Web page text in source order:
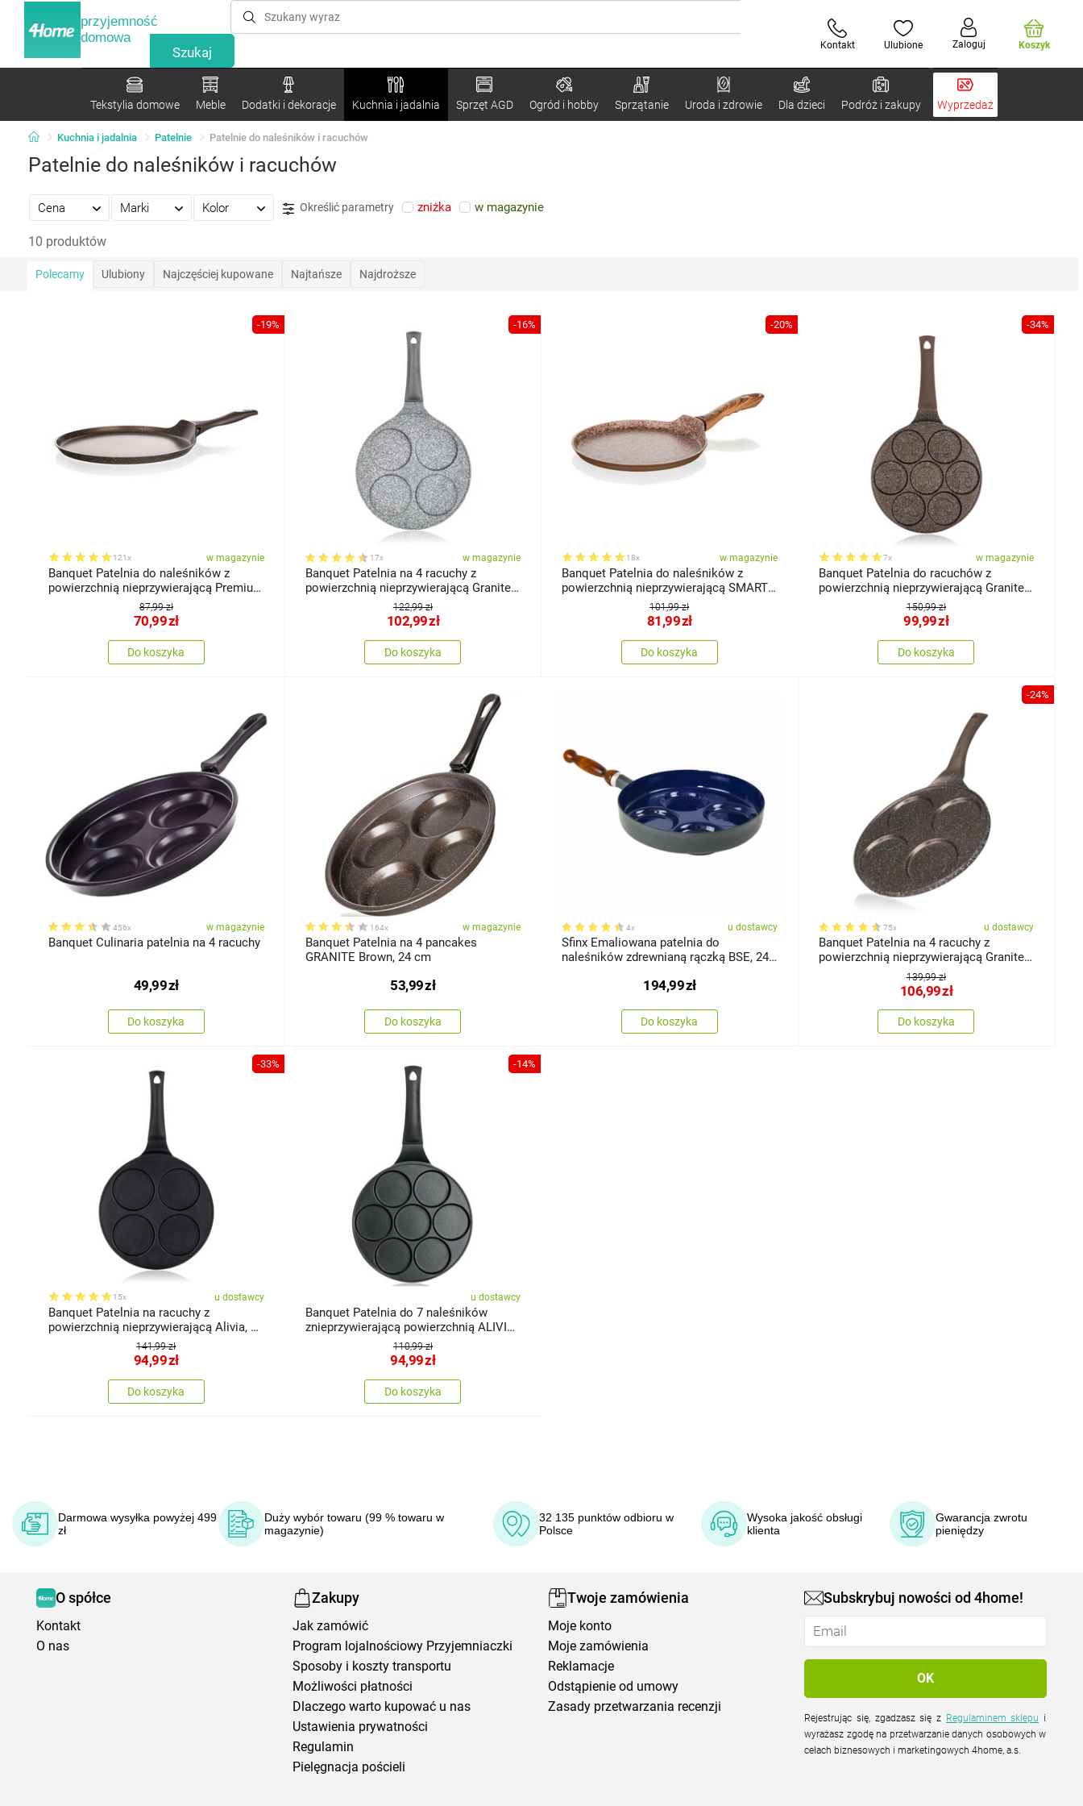
przyjemność
domowa
Kontakt Ulubione Zaloguj Koszyk
Tekstylia domowe Meble Dodatki i dekoracje Kuchnia i jadalnia Sprzęt AGD Ogród i hobby Sprzątanie Uroda i zdrowie Dla dzieci Podróż i zakupy Wyprzedaż
Kuchnia i jadalnia Patelnie Patelnie do naleśników i racuchów
Patelnie do naleśników i racuchów
Cena Marki Kolor Określić parametry zniżka w magazynie
10 produktów
Polecamy Ulubiony Najczęściej kupowane Najtańsze Najdroższe
-19%
121x w magazynie
Banquet Patelnia do naleśników z
powierzchnią nieprzywierającą Premium
Dark Brown 24 cm87,99 zł
70,99zł
Do koszyka
-16%
17x w magazynie
Banquet Patelnia na 4 racuchy z
powierzchnią nieprzywierającą Granite
122,99 zł
102,99zł
Do koszyka
-20%
18x w magazynie
Banquet Patelnia do naleśników z
powierzchnią nieprzywierającą SMART
STONE brick, 24 cm101,99 zł
81,99zł
Do koszyka
-34%
7x w magazynie
Banquet Patelnia do racuchów z
powierzchnią nieprzywierającą Granite
Brown Smile, 26 cm150,99 zł
99,99zł
Do koszyka
456x w magazynie
Banquet Culinaria patelnia na 4 racuchy
49,99zł
Do koszyka
164x w magazynie
Banquet Patelnia na 4 pancakes
GRANITE Brown, 24 cm
53,99zł
Do koszyka
4x u dostawcy
Sfinx Emaliowana patelnia do
naleśników zdrewnianą rączką BSE, 24
194,99zł
Do koszyka
-24%
75x u dostawcy
Banquet Patelnia na 4 racuchy z
powierzchnią nieprzywierającą Granite
Dark Brown 26 cm139,99 zł
106,99zł
Do koszyka
-33%
15x u dostawcy
Banquet Patelnia na racuchy z
powierzchnią nieprzywierającą Alivia, 26
141,99 zł
94,99zł
Do koszyka
-14%
u dostawcy
Banquet Patelnia do 7 naleśników
znieprzywierającą powierzchnią ALIVIA
110,99 zł
94,99zł
Do koszyka
Darmowa wysyłka powyżej 499
zł
Duży wybór towaru (99 % towaru w
magazynie)
32 135 punktów odbioru w
Polsce
Wysoka jakość obsługi
klienta
Gwarancja zwrotu
pieniędzy
O spółce
Kontakt
O nas
Zakupy
Jak zamówić
Program lojalnościowy Przyjemniaczki
Sposoby i koszty transportu
Możliwości płatności
Dlaczego warto kupować u nas
Ustawienia prywatności
Regulamin
Pielęgnacja pościeli
Twoje zamówienia
Moje konto
Moje zamówienia
Reklamacje
Odstąpienie od umowy
Zasady przetwarzania recenzji
Subskrybuj nowości od 4home!
Rejestrując się, zgadzasz się z Regulaminem sklepu
wyrażasz zgodę na przetwarzanie danych osobowych w
celach biznesowych i marketingowych 4home, a.s.